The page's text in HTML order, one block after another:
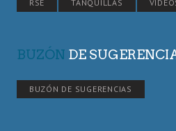
RSE
TANQUILLAS
BUZÓN DE
BUZÓN DE SUGERENCIAS